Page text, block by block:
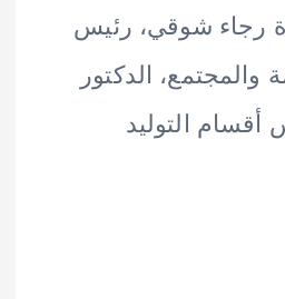
شوقي، رئيس
الدكتور